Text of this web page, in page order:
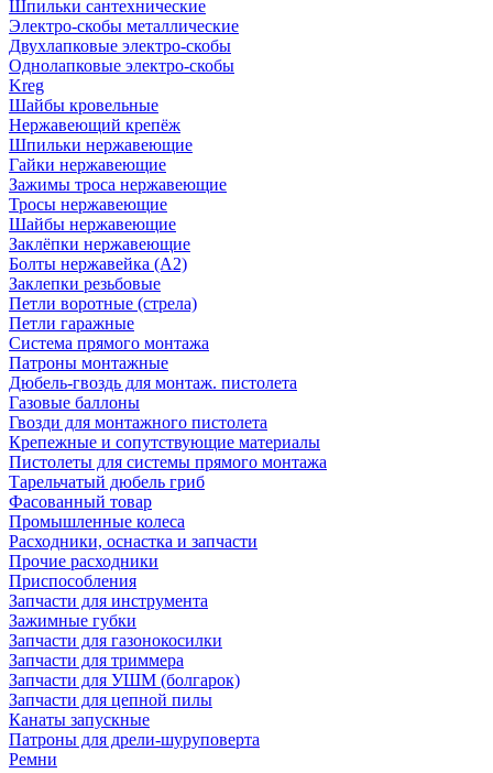
Шпильки сантехнические
Электро-скобы металлические
Двухлапковые электро-скобы
Однолапковые электро-скобы
Kreg
Шайбы кровельные
Нержавеющий крепёж
Шпильки нержавеющие
Гайки нержавеющие
Зажимы троса нержавеющие
Тросы нержавеющие
Шайбы нержавеющие
Заклёпки нержавеющие
Болты нержавейка (А2)
Заклепки резьбовые
Петли воротные (стрела)
Петли гаражные
Система прямого монтажа
Патроны монтажные
Дюбель-гвоздь для монтаж. пистолета
Газовые баллоны
Гвозди для монтажного пистолета
Крепежные и сопутствующие материалы
Пистолеты для системы прямого монтажа
Тарельчатый дюбель гриб
Фасованный товар
Промышленные колеса
Расходники, оснастка и запчасти
Прочие расходники
Приспособления
Запчасти для инструмента
Зажимные губки
Запчасти для газонокосилки
Запчасти для триммера
Запчасти для УШМ (болгарок)
Запчасти для цепной пилы
Канаты запускные
Патроны для дрели-шуруповерта
Ремни